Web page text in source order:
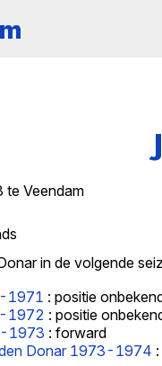
Veendam
in de volgende
1971 : positie
1972 : positie
1973 : forward
Donar 1973-1974